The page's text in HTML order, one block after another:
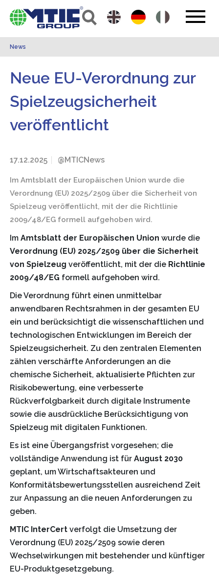
News
Neue EU-Verordnung zur
Spielzeugsicherheit
veröffentlicht
17.12.2025 @MTICNews
Im Amtsblatt der Europäischen Union wurde die
Verordnung (EU) 2025/2509 über die Sicherheit von
Spielzeug veröffentlicht, mit der die Richtlinie
2009/48/EG formell aufgehoben wird.
Im Amtsblatt der Europäischen Union wurde die
Verordnung (EU) 2025/2509 über die Sicherheit
von Spielzeug veröffentlicht, mit der die Richtlinie
2009/48/EG formell aufgehoben wird.
Die Verordnung führt einen unmittelbar
anwendbaren Rechtsrahmen in der gesamten EU
ein und berücksichtigt die wissenschaftlichen und
technologischen Entwicklungen im Bereich der
Spielzeugsicherheit. Zu den zentralen Elementen
zählen verschärfte Anforderungen an die
chemische Sicherheit, aktualisierte Pflichten zur
Risikobewertung, eine verbesserte
Rückverfolgbarkeit durch digitale Instrumente
sowie die ausdrückliche Berücksichtigung von
Spielzeug mit digitalen Funktionen.
Es ist eine Übergangsfrist vorgesehen; die
vollständige Anwendung ist für August 2030
geplant, um Wirtschaftsakteuren und
Konformitätsbewertungsstellen ausreichend Zeit
zur Anpassung an die neuen Anforderungen zu
geben.
MTIC InterCert verfolgt die Umsetzung der
Verordnung (EU) 2025/2509 sowie deren
Wechselwirkungen mit bestehender und künftiger
EU-Produktgesetzgebung.